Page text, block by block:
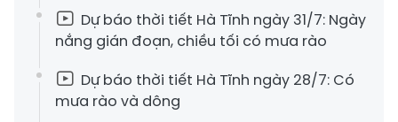
Dự báo thời tiết Hà Tĩnh ngày 31/7: Ngày
nắng gián đoạn, chiều tối có mưa rào
Dự báo thời tiết Hà Tĩnh ngày 28/7: Có
mưa rào và dông